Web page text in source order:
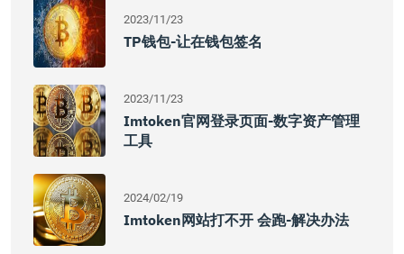
2023/11/23
TP钱包-让在钱包签名
2023/11/23
Imtoken官网登录页面-数字资产管理
工具
2024/02/19
Imtoken网站打不开 会跑-解决办法